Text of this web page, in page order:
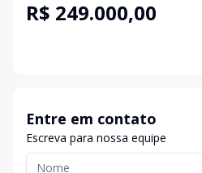
R$ 249.000,00
Entre em contato
Escreva para nossa equipe